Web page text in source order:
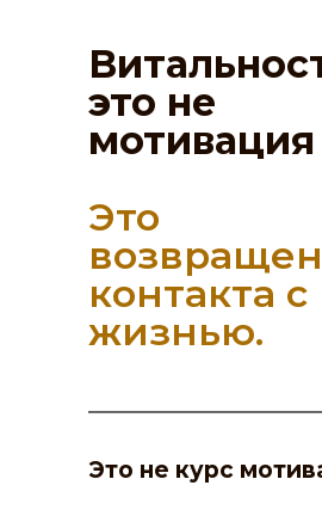
это не
мотивация
Это
контакта с
жизнью.
Это не курс